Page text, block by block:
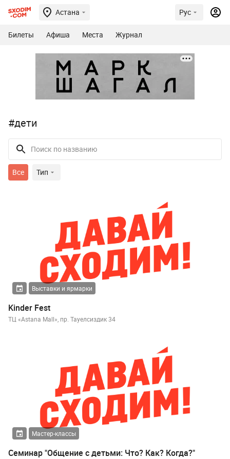
Астана Рус
Билеты Афиша Места Журнал
#дети
Все Тип
Выставки и ярмарки
Kinder Fest
ТЦ «Astana Mall», пр. Тауелсиздик 34
Мастер-классы
Семинар "Общение с детьми: Что? Как? Когда?"